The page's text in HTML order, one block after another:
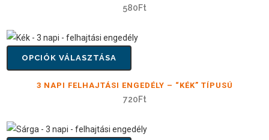
580Ft
OPCIÓK VÁLASZTÁSA
3 NAPI FELHAJTÁSI ENGEDÉLY – “KÉK” TÍPUSÚ
720Ft